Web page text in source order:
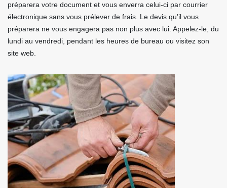
préparera votre document et vous enverra celui-ci par courrier
électronique sans vous prélever de frais. Le devis qu’il vous
préparera ne vous engagera pas non plus avec lui. Appelez-le, du
lundi au vendredi, pendant les heures de bureau ou visitez son
site web.